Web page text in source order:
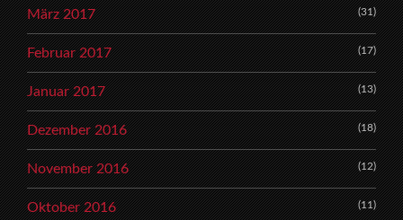
März 2017 (31)
Februar 2017 (17)
Januar 2017 (13)
Dezember 2016 (18)
November 2016 (12)
Oktober 2016 (11)